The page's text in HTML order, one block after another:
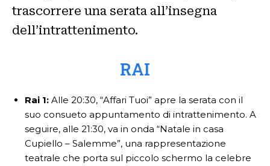
trascorrere una serata all’insegna
dell’intrattenimento.
RAI
Rai 1: Alle 20:30, “Affari Tuoi” apre la serata con il
suo consueto appuntamento di intrattenimento. A
seguire, alle 21:30, va in onda “Natale in casa
Cupiello – Salemme”, una rappresentazione
teatrale che porta sul piccolo schermo la celebre